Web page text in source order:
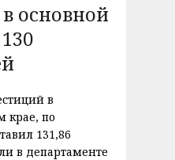
основной
в
крае, по
131,86
в департаменте